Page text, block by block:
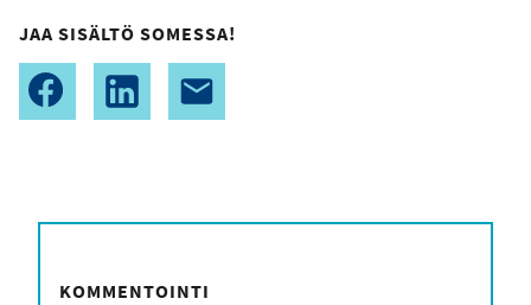
JAA SISÄLTÖ SOMESSA!
KOMMENTOINTI